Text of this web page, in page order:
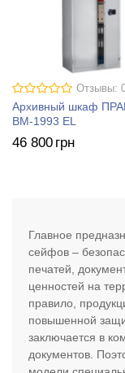
Отзывы:
Архивный шкаф
BM-1993 EL
46 800 грн
Главное
сейфов –
печатей,
ценностей на
правило,
повышенной
заключается в
документов.